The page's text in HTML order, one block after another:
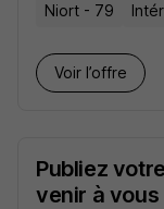
Niort - 79
Voir l’offre
Publiez
venir à vous